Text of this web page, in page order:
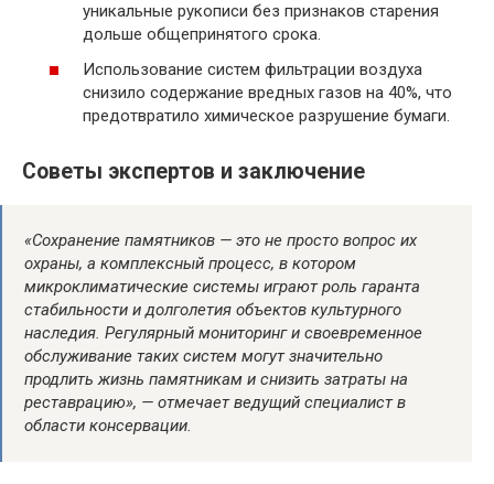
уникальные рукописи без признаков старения
дольше общепринятого срока.
Использование систем фильтрации воздуха
снизило содержание вредных газов на 40%, что
предотвратило химическое разрушение бумаги.
Советы экспертов и заключение
«Сохранение памятников — это не просто вопрос их
охраны, а комплексный процесс, в котором
микроклиматические системы играют роль гаранта
стабильности и долголетия объектов культурного
наследия. Регулярный мониторинг и своевременное
обслуживание таких систем могут значительно
продлить жизнь памятникам и снизить затраты на
реставрацию», — отмечает ведущий специалист в
области консервации.